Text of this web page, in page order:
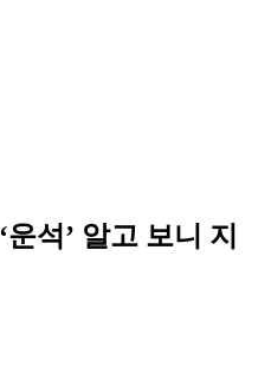
석’ 알고 보니 지